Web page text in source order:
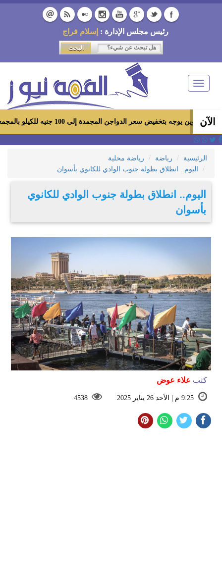
رئيس مجلس الإدارة : إسلام فراج
Toggle
navigation
الآن
بتخفيض سعر الدواجن المجمدة إلى 100 جنيه للكيلو بالمجمعات الاستهلاكية ومعارض «أهلاً رمضان»
الرئيسية رياضة
رياضة محلية
اليوم.. انطلاق بطولة جنوب الوادي للكانوي بأسوان
اليوم.. انطلاق بطولة جنوب الوادي للكانوي
بأسوان
كتب علاء عوض
9:25 م | الأحد 26 يناير 2025 4538